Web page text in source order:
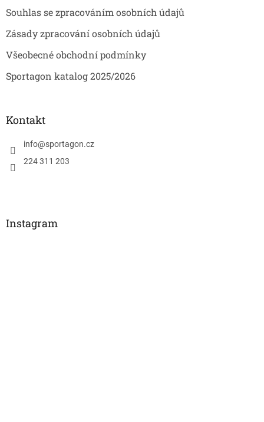
Souhlas se zpracováním osobních údajů
Zásady zpracování osobních údajů
Všeobecné obchodní podmínky
Sportagon katalog 2025/2026
Kontakt
info@sportagon.cz
224 311 203
Instagram